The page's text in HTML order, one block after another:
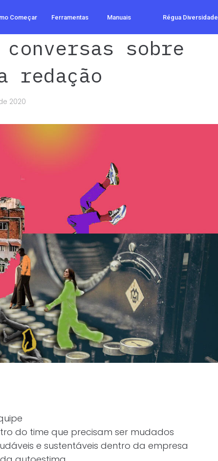
Começar Ferramentas Manuais Régua Diversidade
conversas sobre
redação
2020
do time que precisam ser mudados
e sustentáveis dentro da empresa